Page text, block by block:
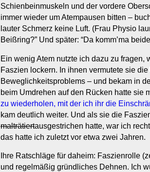
Schienbeinmuskeln und der vordere
immer wieder um Atempausen bitten –
lauter Schmerz keine Luft. (Frau Physio
Beißring?” Und später: “Da komm’ma
Ein wenig Atem nutzte ich dazu zu fragen,
Faszien lockern. In ihnen vermutete sie
Beweglichkeitsproblems – und bekam in
beim Umdrehen auf den Rücken hatte sie
zu wiederholen, mit der ich ihr die
kam deutlich weiter. Und als sie die
malträtiertausgestrichen hatte, war ich
das hatte ich zuletzt vor etwa zwei Jahren.
Ihre Ratschläge für daheim: Faszienrolle
und regelmäßig gründliches Dehnen. Ich